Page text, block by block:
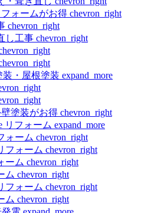
ォームがお得 chevron_right
chevron_right
し工事 chevron_right
装・屋根塗装 expand_more
塗装がお得 chevron_right
リフォーム expand_more
ォーム chevron_right
フォーム chevron_right
ーム chevron_right
ム chevron_right
フォーム chevron_right
ム chevron_right